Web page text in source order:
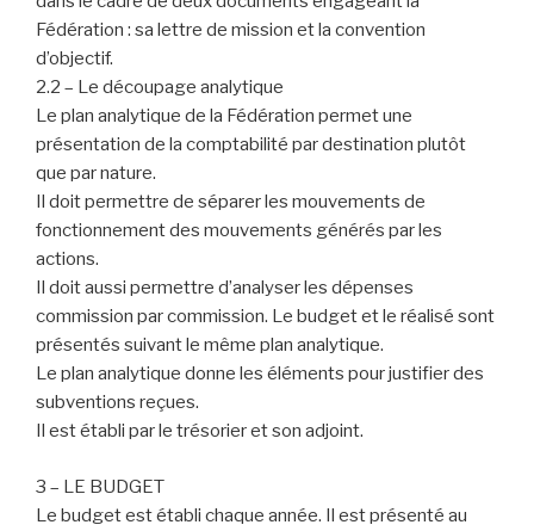
Fédération : sa lettre de mission et la convention
d’objectif.
2.2 – Le découpage analytique
Le plan analytique de la Fédération permet une
présentation de la comptabilité par destination plutôt
que par nature.
Il doit permettre de séparer les mouvements de
fonctionnement des mouvements générés par les
actions.
Il doit aussi permettre d’analyser les dépenses
commission par commission. Le budget et le réalisé sont
présentés suivant le même plan analytique.
Le plan analytique donne les éléments pour justifier des
subventions reçues.
Il est établi par le trésorier et son adjoint.
3 – LE BUDGET
Le budget est établi chaque année. Il est présenté au